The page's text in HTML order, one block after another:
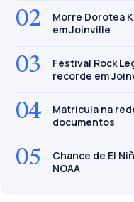
02
Morre Dorotea
em Joinville
03
Festival Rock
recorde em
04
Matrícula na
documentos
05
Chance de El
NOAA